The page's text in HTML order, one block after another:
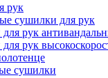
рук
сушилки для рук
рук
рук
сушилки